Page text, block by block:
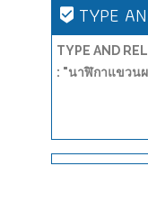
TYPE
TYPE AND
: "นาฬิกาแขวน